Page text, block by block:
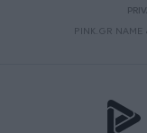
PINK.GR NAME